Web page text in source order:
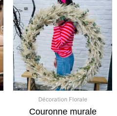
Décoration Florale
Couronne murale